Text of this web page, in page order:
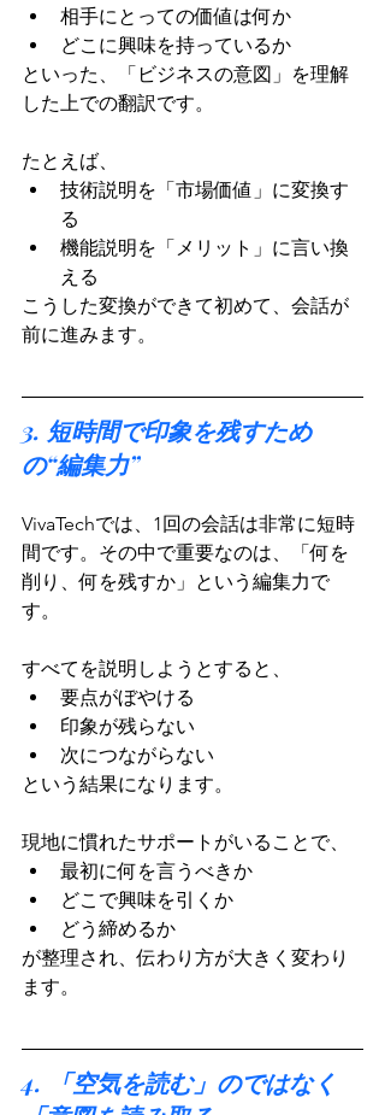
相手にとっての価値は何か
どこに興味を持っているか
といった、「ビジネスの意図」を理解
した上での翻訳です。
たとえば、
技術説明を「市場価値」に変換す
る
機能説明を「メリット」に言い換
える
こうした変換ができて初めて、会話が
前に進みます。
3. 短時間で印象を残すため
の“編集力”
VivaTechでは、1回の会話は非常に短時
間です。その中で重要なのは、「何を
削り、何を残すか」という編集力で
す。
すべてを説明しようとすると、
要点がぼやける
印象が残らない
次につながらない
という結果になります。
現地に慣れたサポートがいることで、
最初に何を言うべきか
どこで興味を引くか
どう締めるか
が整理され、伝わり方が大きく変わり
ます。
4. 「空気を読む」のではなく